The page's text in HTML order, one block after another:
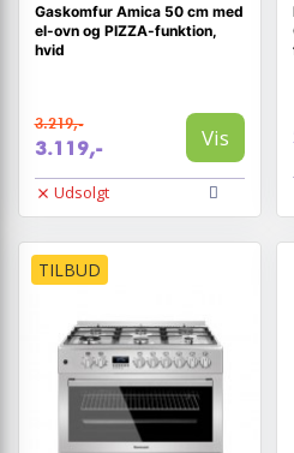
Gaskomfur Amica 50 cm med
el-ovn og PIZZA-funktion,
hvid
3.219,-
3.119,- Vis
Udsolgt
TILBUD